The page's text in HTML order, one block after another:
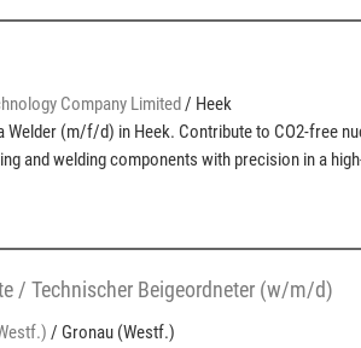
Company Limited/ Heek
Welder (m/f/d) in Heek. Contribute to CO2-free
and welding components with precision in a
/ Technischer Beigeordneter (w/m/d)
/ Gronau (Westf.)